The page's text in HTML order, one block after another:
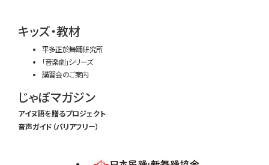
キッズ・教材
平多正於舞踊研究所
「音楽劇」シリーズ
講習会のご案内
じゃぽマガジン
アイヌ語を贈るプロジェクト
音声ガイド（バリアフリー）